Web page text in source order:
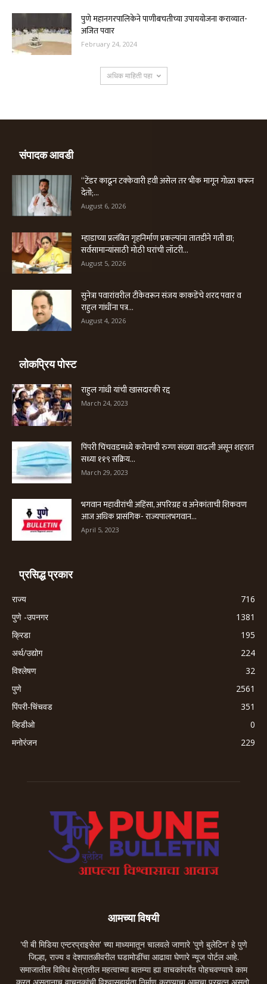
पुणे महानगरपालिकेने पाणीबचतीच्या उपाययोजना कराव्यात-
अजित पवार
February 24, 2024
अधिक माहिती पहा
संपादक आवडी
“टेंडर काढून टक्केवारी हवी असेल तर भीक मागून गोळा करून
देतो;...
August 6, 2026
म्हाडाच्या प्रलंबित गृहनिर्माण प्रकल्पांना तातडीने गती द्या;
सर्वसामान्यांसाठी मोठी घरांची लॉटरी...
August 5, 2026
सुनेत्रा पवारांवरील टीकेवरून संजय काकडेंचे शरद पवार व
राहुल गांधींना पत्र...
August 4, 2026
लोकप्रिय पोस्ट
राहुल गांधी यांची खासदारकी रद्द
March 24, 2023
पिंपरी चिंचवडमध्ये करोनाची रुग्ण संख्या वाढली असून शहरात
सध्या ११९ सक्रिय...
March 29, 2023
भगवान महावीरांची अहिंसा, अपरिग्रह व अनेकांताची शिकवण
आज अधिक प्रासंगिक- राज्यपालभगवान...
April 5, 2023
प्रसिद्ध प्रकार
राज्य
716
पुणे -उपनगर
1381
क्रिडा
195
अर्थ/उद्योग
224
विश्लेषण
32
पुणे
2561
पिंपरी-चिंचवड
351
व्हिडीओ
0
मनोरंजन
229
आमच्या विषयी
'पी बी मिडिया एन्टरप्राइसेस' च्या माध्यमातून चालवले जाणारे 'पुणे बुलेटिन' हे पुणे
जिल्हा, राज्य व देशपातळीवरील घडामोडींचा आढावा घेणारे न्यूज पोर्टल आहे.
समाजातील विविध क्षेत्रातील महत्वाच्या बातम्या ह्या वाचकांपर्यंत पोहचवण्याचे काम